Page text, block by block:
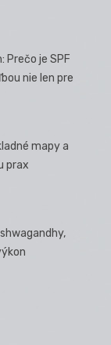
Prečo je SPF
nie len pre
mapy a
prax